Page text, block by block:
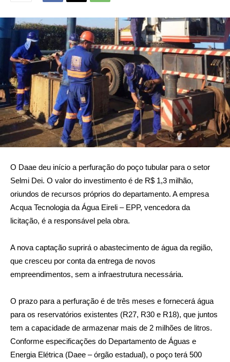
O Daae deu início a perfuração do poço tubular para o setor
Selmi Dei. O valor do investimento é de R$ 1,3 milhão,
oriundos de recursos próprios do departamento. A empresa
Acqua Tecnologia da Água Eireli – EPP, vencedora da
licitação, é a responsável pela obra.
A nova captação suprirá o abastecimento de água da região,
que cresceu por conta da entrega de novos
empreendimentos, sem a infraestrutura necessária.
O prazo para a perfuração é de três meses e fornecerá água
para os reservatórios existentes (R27, R30 e R18), que juntos
tem a capacidade de armazenar mais de 2 milhões de litros.
Conforme especificações do Departamento de Águas e
Energia Elétrica (Daee – órgão estadual), o poço terá 500